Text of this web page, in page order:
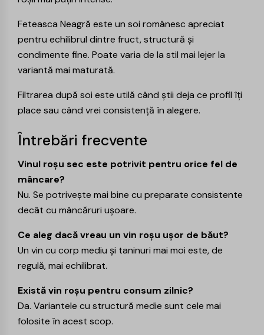
Feteasca Neagră este un soi românesc apreciat
pentru echilibrul dintre fruct, structură și
condimente fine. Poate varia de la stil mai lejer la
variantă mai maturată.
Filtrarea după soi este utilă când știi deja ce profil îți
place sau când vrei consistență în alegere.
Întrebări frecvente
Vinul roșu sec este potrivit pentru orice fel de
mâncare?
Nu. Se potrivește mai bine cu preparate consistente
decât cu mâncăruri ușoare.
Ce aleg dacă vreau un vin roșu ușor de băut?
Un vin cu corp mediu și taninuri mai moi este, de
regulă, mai echilibrat.
Există vin roșu pentru consum zilnic?
Da. Variantele cu structură medie sunt cele mai
folosite în acest scop.